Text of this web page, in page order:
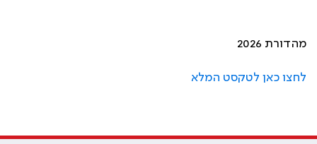
מהדורת 2026
לחצו כאן לטקסט המלא